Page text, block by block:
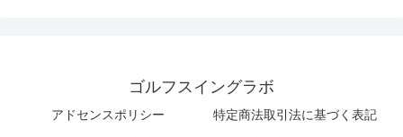
ゴルフスイングラボ
アドセンスポリシー 特定商法取引法に基づく表記